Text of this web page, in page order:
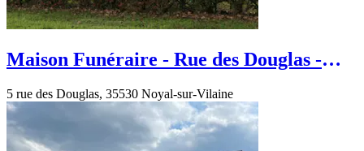
Maison Funéraire - Rue des Douglas -
5 rue des Douglas, 35530 Noyal-sur-Vilaine